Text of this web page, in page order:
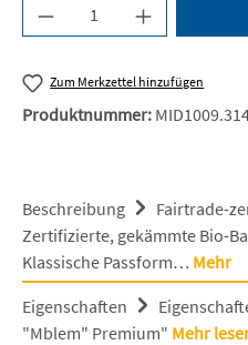
Produkt Anzahl: Gib
Zum Merkzettel hinzufügen
Produktnummer:
Beschreibung
Fairtrade-
Zertifizierte, gekämmte Bio-
Klassische Passform… Mehr
Eigenschaften
"Mblem" Premium" Mehr